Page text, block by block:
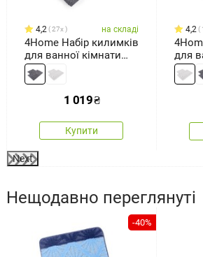
4,2 27x на складі
4Home Набір килимків
для ванної кімнати
Retta, 50 x 60 см, 60 x
100 см
1 019₴
Купити
4,2
для
100
Next
Нещодавно переглянуті
-40%